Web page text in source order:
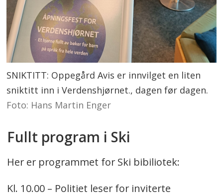
SNIKTITT: Oppegård Avis er innvilget en liten
sniktitt inn i Verdenshjørnet., dagen før dagen.
Foto: Hans Martin Enger
Fullt program i Ski
Her er programmet for Ski bibiliotek:
Kl. 10.00 – Politiet leser for inviterte